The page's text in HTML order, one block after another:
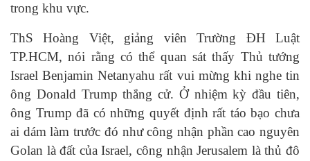
trong khu vực.
ThS Hoàng Việt, giảng viên Trường ĐH Luật
TP.HCM, nói rằng có thể quan sát thấy Thủ tướng
Israel Benjamin Netanyahu rất vui mừng khi nghe tin
ông Donald Trump thắng cử. Ở nhiệm kỳ đầu tiên,
ông Trump đã có những quyết định rất táo bạo chưa
ai dám làm trước đó như công nhận phần cao nguyên
Golan là đất của Israel, công nhận Jerusalem là thủ đô